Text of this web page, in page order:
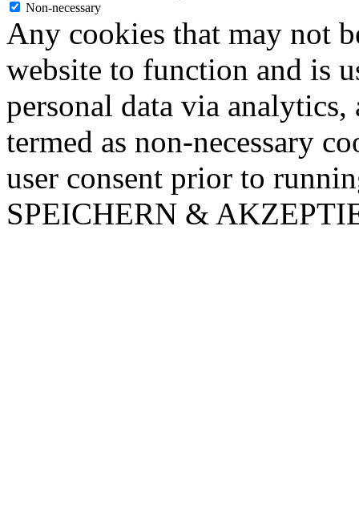
Non-necessary
Any cookies that may not
website to function and is
personal data via analytics,
termed as non-necessary
user consent prior to
SPEICHERN &